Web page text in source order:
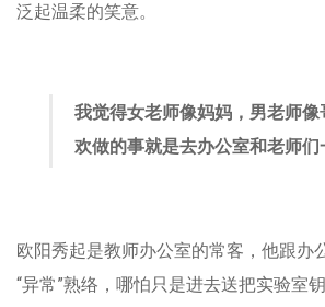
泛起温柔的笑意。
我觉得女老师像妈妈，男老师
欢做的事就是去办公室和老师们
欧阳秀起是教师办公室的常客，他跟办
“异常”熟络，哪怕只是进去送把实验室